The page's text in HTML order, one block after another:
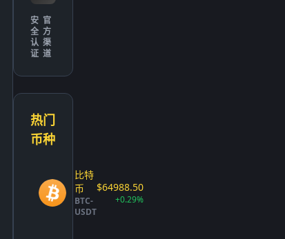
安
全
认
证
官
方
渠
道
热门
币种
比特
币
BTC-
USDT
$64988.50
+0.29%